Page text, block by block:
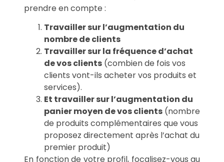
prendre en compte :
Travailler sur l’augmentation du
nombre de clients
Travailler sur la fréquence d’achat
de vos clients (combien de fois vos
clients vont-ils acheter vos produits et
services).
Et travailler sur l’augmentation du
panier moyen de vos clients (nombre
de produits complémentaires que vous
proposez directement après l’achat du
premier produit)
En fonction de votre profil, focalisez-vous au